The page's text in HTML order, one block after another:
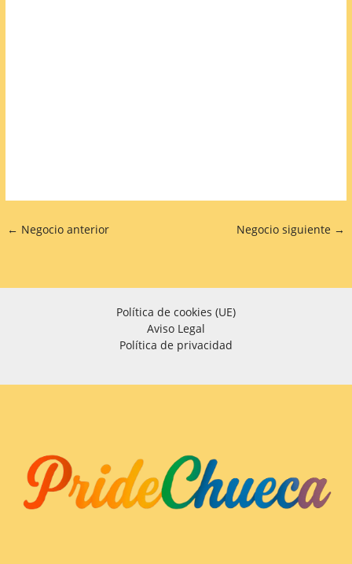
← Negocio anterior Negocio siguiente →
Política de cookies (UE)
Aviso Legal
Política de privacidad